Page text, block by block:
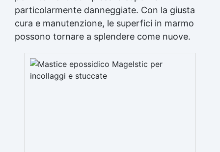
particolarmente danneggiate. Con la giusta
cura e manutenzione, le superfici in marmo
possono tornare a splendere come nuove.